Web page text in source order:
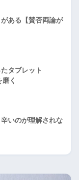
ある【賛否両論が
タブレット
く
いのが理解されな